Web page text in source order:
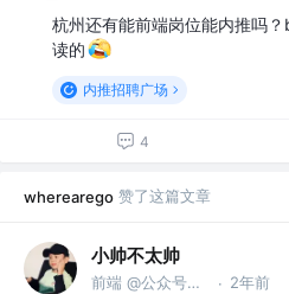
杭州还有能前端岗位能内推吗
读的
内推招聘广场
4
wherearego 赞了这篇文章
小帅不太帅
前端 @公众号【孙小帅 kk】 · 2年前